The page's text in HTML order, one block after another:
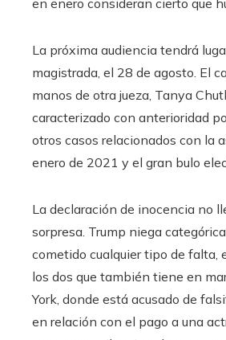
en enero consideran cierto que
La próxima audiencia tendrá
magistrada, el 28 de agosto. El
manos de otra jueza, Tanya
caracterizado con anterioridad
otros casos relacionados con la
enero de 2021 y el gran bulo
La declaración de inocencia no
sorpresa. Trump niega
cometido cualquier tipo de falta,
los dos que también tiene en
York, donde está acusado de
en relación con el pago a una